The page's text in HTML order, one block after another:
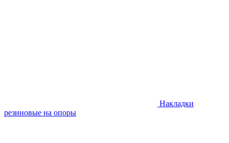
Накладки
резиновые на опоры